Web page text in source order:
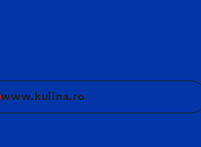
www.kulina.ro